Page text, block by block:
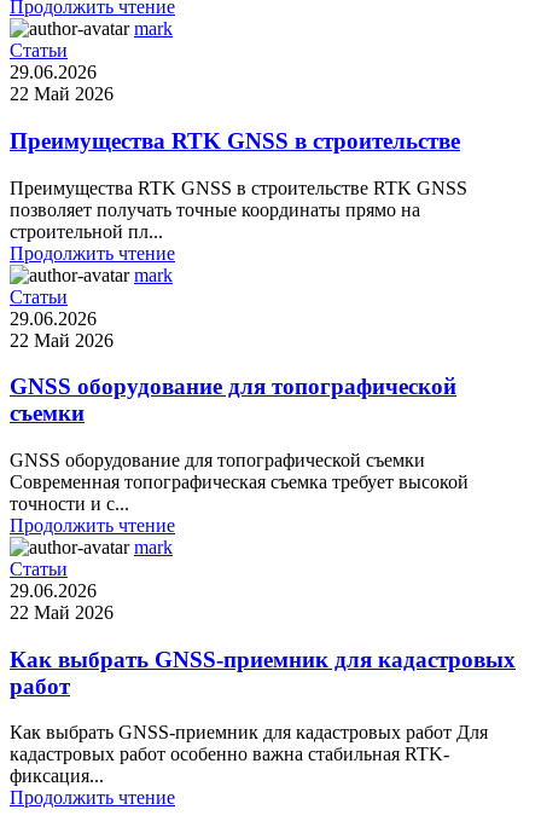
Продолжить чтение
mark
Статьи
29.06.2026
22 Май 2026
Преимущества RTK GNSS в строительстве
Преимущества RTK GNSS в строительстве RTK GNSS
позволяет получать точные координаты прямо на
строительной пл...
Продолжить чтение
mark
Статьи
29.06.2026
22 Май 2026
GNSS оборудование для топографической
съемки
GNSS оборудование для топографической съемки
Современная топографическая съемка требует высокой
точности и с...
Продолжить чтение
mark
Статьи
29.06.2026
22 Май 2026
Как выбрать GNSS-приемник для кадастровых
работ
Как выбрать GNSS-приемник для кадастровых работ Для
кадастровых работ особенно важна стабильная RTK-
фиксация...
Продолжить чтение